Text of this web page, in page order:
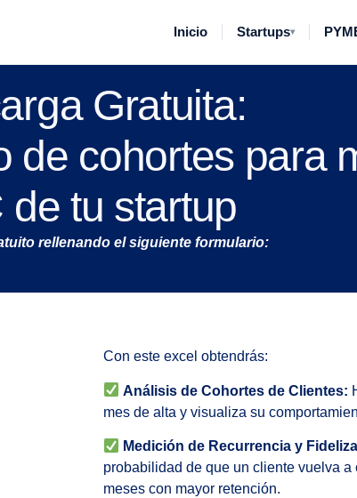
Inicio Startups▾
Gratuita:
de cohortes para
de tu startup
rellenando el siguiente formulario:
Con este excel obtendrás:
Análisis de Cohortes de Clientes:
mes de alta y visualiza su
Medición de Recurrencia y
probabilidad de que un cliente vuelva
meses con mayor retención.